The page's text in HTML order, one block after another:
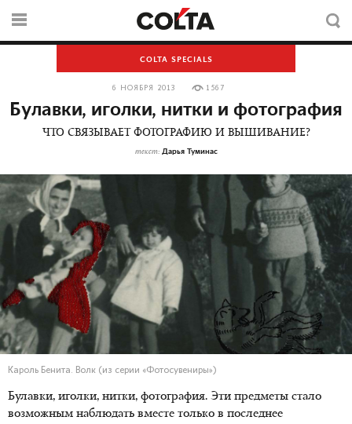
COLTA SPECIALS
6 НОЯБРЯ 2013 1567
Булавки, иголки, нитки и фотография
ЧТО СВЯЗЫВАЕТ ФОТОГРАФИЮ И ВЫШИВАНИЕ?
текст: Дарья Туминас
Кароль Бенита. Волк (из серии «Фотосувениры»)
Булавки, иголки, нитки, фотография. Эти предметы стало
возможным наблюдать вместе только в последнее